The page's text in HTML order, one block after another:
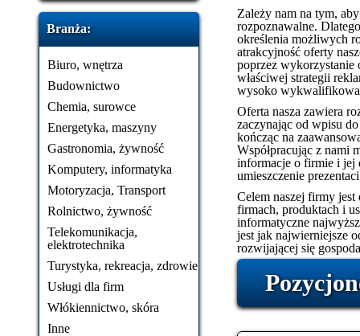
Branża:
Biuro, wnętrza
Budownictwo
Chemia, surowce
Energetyka, maszyny
Gastronomia, żywność
Komputery, informatyka
Motoryzacja, Transport
Rolnictwo, żywność
Telekomunikacja,
elektrotechnika
Turystyka, rekreacja, zdrowie
Usługi dla firm
Włókiennictwo, skóra
Inne
Zależy nam na tym,
rozpoznawalne.
określenia możliwych
atrakcyjność oferty
poprzez wykorzystanie
właściwej strategii
wysoko
Oferta nasza zawiera
zaczynając od wpisu
kończąc na
Współpracując z nami
informacje o firmie i jej
umieszczenie
Celem naszej firmy
firmach, produktach i
informatyczne
jest jak najwierniejsze
rozwijającej się